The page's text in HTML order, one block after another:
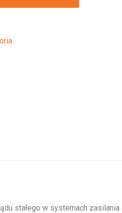
stałego w systemach zasilania